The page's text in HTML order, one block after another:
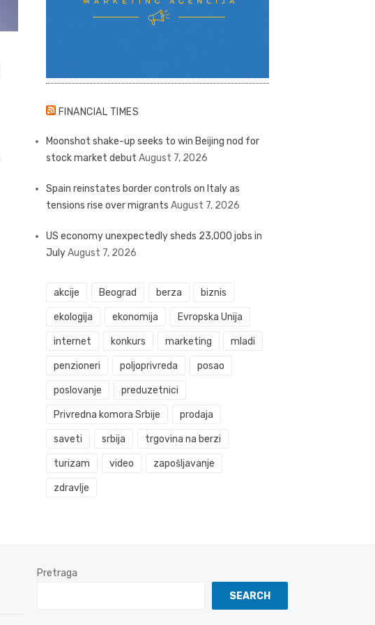
FINANCIAL TIMES
Moonshot shake-up seeks to win Beijing nod for
stock market debut August 7, 2026
Spain reinstates border controls on Italy as
tensions rise over migrants August 7, 2026
US economy unexpectedly sheds 23,000 jobs in
JulyAugust 7, 2026
akcije Beograd berza biznis
ekologija ekonomija Evropska Unija
internet konkurs marketing mladi
penzioneri poljoprivreda posao
poslovanje preduzetnici
Privredna komora Srbije prodaja
saveti srbija trgovina na berzi
turizam video zapošljavanje
zdravlje
Pretraga
SEARCH